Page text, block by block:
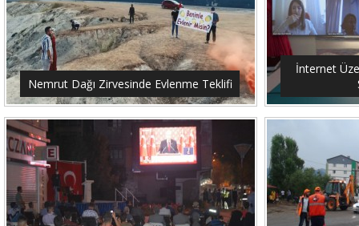
Nemrut Dağı Zirvesinde Evlenme Teklifi
İnternet